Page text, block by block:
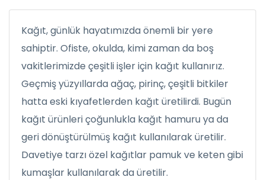
Kağıt, günlük hayatımızda önemli bir yere
sahiptir. Ofiste, okulda, kimi zaman da boş
vakitlerimizde çeşitli işler için kağıt kullanırız.
Geçmiş yüzyıllarda ağaç, pirinç, çeşitli bitkiler
hatta eski kıyafetlerden kağıt üretilirdi. Bugün
kağıt ürünleri çoğunlukla kağıt hamuru ya da
geri dönüştürülmüş kağıt kullanılarak üretilir.
Davetiye tarzı özel kağıtlar pamuk ve keten gibi
kumaşlar kullanılarak da üretilir.